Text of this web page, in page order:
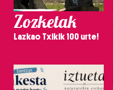
Zozketak
Lazkao Txikik 100 urte!